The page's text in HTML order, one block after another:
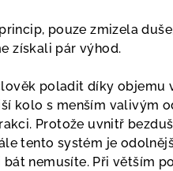
pouze zmizela
získali pár výhod.
poladit díky objemu
kolo s menším valivým
Protože uvnitř
tento systém je
nemusíte. Při větším